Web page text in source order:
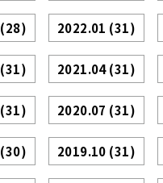
(28) 2022.01 (31)
(31) 2021.04(31)
(31) 2020.07 (31)
(30) 2019.10 (31)